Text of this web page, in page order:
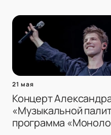
21 мая
Концерт
«Музыкальной
программа